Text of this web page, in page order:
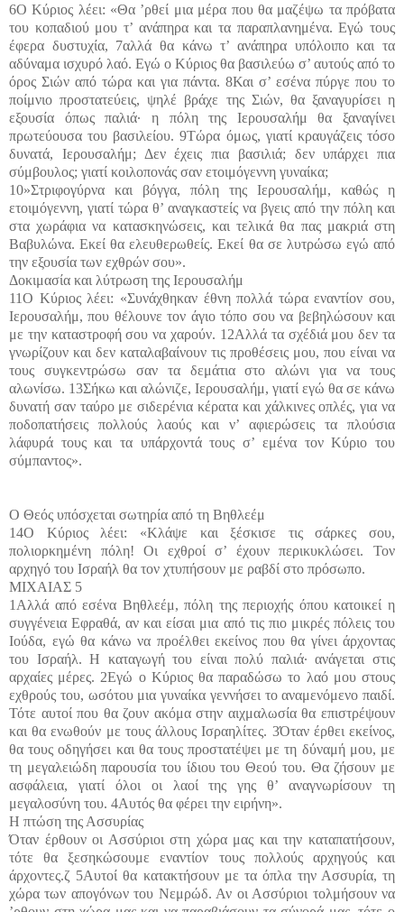
6Ο Κύριος λέει: «Θα ’ρθεί μια μέρα που θα μαζέψω τα πρόβατα
του κοπαδιού μου τ’ ανάπηρα και τα παραπλανημένα. Εγώ τους
έφερα δυστυχία, 7αλλά θα κάνω τ’ ανάπηρα υπόλοιπο και τα
αδύναμα ισχυρό λαό. Εγώ ο Κύριος θα βασιλεύω σ’ αυτούς από το
όρος Σιών από τώρα και για πάντα. 8Και σ’ εσένα πύργε που το
ποίμνιο προστατεύεις, ψηλέ βράχε της Σιών, θα ξαναγυρίσει η
εξουσία όπως παλιά· η πόλη της Ιερουσαλήμ θα ξαναγίνει
πρωτεύουσα του βασιλείου. 9Τώρα όμως, γιατί κραυγάζεις τόσο
δυνατά, Ιερουσαλήμ; Δεν έχεις πια βασιλιά; δεν υπάρχει πια
σύμβουλος; γιατί κοιλοπονάς σαν ετοιμόγεννη γυναίκα;
10»Στριφογύρνα και βόγγα, πόλη της Ιερουσαλήμ, καθώς η
ετοιμόγεννη, γιατί τώρα θ’ αναγκαστείς να βγεις από την πόλη και
στα χωράφια να κατασκηνώσεις, και τελικά θα πας μακριά στη
Βαβυλώνα. Εκεί θα ελευθερωθείς. Εκεί θα σε λυτρώσω εγώ από
την εξουσία των εχθρών σου».
Δοκιμασία και λύτρωση της Ιερουσαλήμ
11Ο Κύριος λέει: «Συνάχθηκαν έθνη πολλά τώρα εναντίον σου,
Ιερουσαλήμ, που θέλουνε τον άγιο τόπο σου να βεβηλώσουν και
με την καταστροφή σου να χαρούν. 12Αλλά τα σχέδιά μου δεν τα
γνωρίζουν και δεν καταλαβαίνουν τις προθέσεις μου, που είναι να
τους συγκεντρώσω σαν τα δεμάτια στο αλώνι για να τους
αλωνίσω. 13Σήκω και αλώνιζε, Ιερουσαλήμ, γιατί εγώ θα σε κάνω
δυνατή σαν ταύρο με σιδερένια κέρατα και χάλκινες οπλές, για να
ποδοπατήσεις πολλούς λαούς και ν’ αφιερώσεις τα πλούσια
λάφυρά τους και τα υπάρχοντά τους σ’ εμένα τον Κύριο του
σύμπαντος».
Ο Θεός υπόσχεται σωτηρία από τη Βηθλεέμ
14Ο Κύριος λέει: «Κλάψε και ξέσκισε τις σάρκες σου,
πολιορκημένη πόλη! Οι εχθροί σ’ έχουν περικυκλώσει. Τον
αρχηγό του Ισραήλ θα τον χτυπήσουν με ραβδί στο πρόσωπο.
ΜΙΧΑΙΑΣ 5
1Αλλά από εσένα Βηθλεέμ, πόλη της περιοχής όπου κατοικεί η
συγγένεια Εφραθά, αν και είσαι μια από τις πιο μικρές πόλεις του
Ιούδα, εγώ θα κάνω να προέλθει εκείνος που θα γίνει άρχοντας
του Ισραήλ. Η καταγωγή του είναι πολύ παλιά· ανάγεται στις
αρχαίες μέρες. 2Εγώ ο Κύριος θα παραδώσω το λαό μου στους
εχθρούς του, ωσότου μια γυναίκα γεννήσει το αναμενόμενο παιδί.
Τότε αυτοί που θα ζουν ακόμα στην αιχμαλωσία θα επιστρέψουν
και θα ενωθούν με τους άλλους Ισραηλίτες. 3Όταν έρθει εκείνος,
θα τους οδηγήσει και θα τους προστατέψει με τη δύναμή μου, με
τη μεγαλειώδη παρουσία του ίδιου του Θεού του. Θα ζήσουν με
ασφάλεια, γιατί όλοι οι λαοί της γης θ’ αναγνωρίσουν τη
μεγαλοσύνη του. 4Αυτός θα φέρει την ειρήνη».
Η πτώση της Ασσυρίας
Όταν έρθουν οι Ασσύριοι στη χώρα μας και την καταπατήσουν,
τότε θα ξεσηκώσουμε εναντίον τους πολλούς αρχηγούς και
άρχοντες.ζ 5Αυτοί θα κατακτήσουν με τα όπλα την Ασσυρία, τη
χώρα των απογόνων του Νεμρώδ. Αν οι Ασσύριοι τολμήσουν να